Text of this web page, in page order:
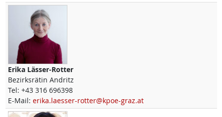
Erika Lässer-Rotter
Bezirksrätin Andritz
Tel: +43 316 696398
E-Mail: erika.laesser-rotter@kpoe-graz.at